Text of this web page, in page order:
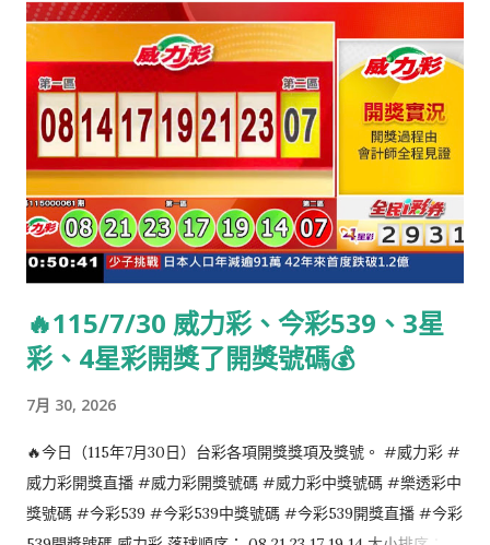
🔥115/7/30 威力彩、今彩539、3星
彩、4星彩開獎了開獎號碼💰
7月 30, 2026
🔥今日（115年7月30日）台彩各項開獎獎項及獎號。 #威力彩 #
威力彩開獎直播 #威力彩開獎號碼 #威力彩中獎號碼 #樂透彩中
獎號碼 #今彩539 #今彩539中獎號碼 #今彩539開獎直播 #今彩